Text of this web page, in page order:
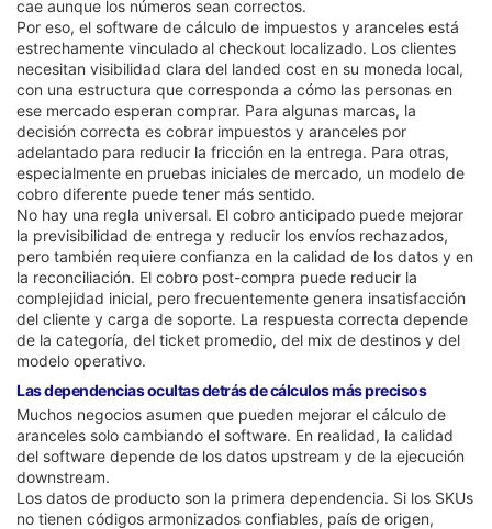
cae aunque los números sean correctos.
Por eso, el software de cálculo de impuestos y aranceles está
estrechamente vinculado al checkout localizado. Los clientes
necesitan visibilidad clara del landed cost en su moneda local,
con una estructura que corresponda a cómo las personas en
ese mercado esperan comprar. Para algunas marcas, la
decisión correcta es cobrar impuestos y aranceles por
adelantado para reducir la fricción en la entrega. Para otras,
especialmente en pruebas iniciales de mercado, un modelo de
cobro diferente puede tener más sentido.
No hay una regla universal. El cobro anticipado puede mejorar
la previsibilidad de entrega y reducir los envíos rechazados,
pero también requiere confianza en la calidad de los datos y en
la reconciliación. El cobro post-compra puede reducir la
complejidad inicial, pero frecuentemente genera insatisfacción
del cliente y carga de soporte. La respuesta correcta depende
de la categoría, del ticket promedio, del mix de destinos y del
modelo operativo.
Las dependencias ocultas detrás de cálculos más precisos
Muchos negocios asumen que pueden mejorar el cálculo de
aranceles solo cambiando el software. En realidad, la calidad
del software depende de los datos upstream y de la ejecución
downstream.
Los datos de producto son la primera dependencia. Si los SKUs
no tienen códigos armonizados confiables, país de origen,